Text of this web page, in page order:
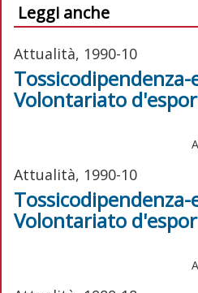
Leggi anche
Attualità, 1990-10
Volontariato
Attualità, 1990-10
Volontariato